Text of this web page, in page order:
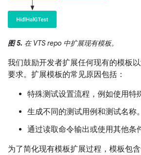
图 5. 在 VTS repo 中扩展现有模板。
我们鼓励开发者扩展任何现有的模板
要求。扩展模板的常见原因包括：
特殊测试设置流程，例如使用特
生成不同的测试用例和测试名称。
通过读取命令输出或使用其他条
为了简化现有模板扩展过程，模板包